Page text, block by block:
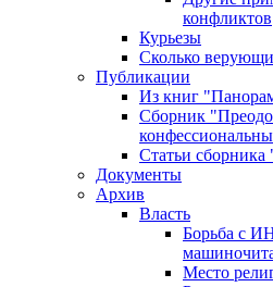
конфликтов
Курьезы
Сколько
Публикации
Из книг
Сборник
Статьи сборника
Документы
Архив
Власть
Борьба с
Место